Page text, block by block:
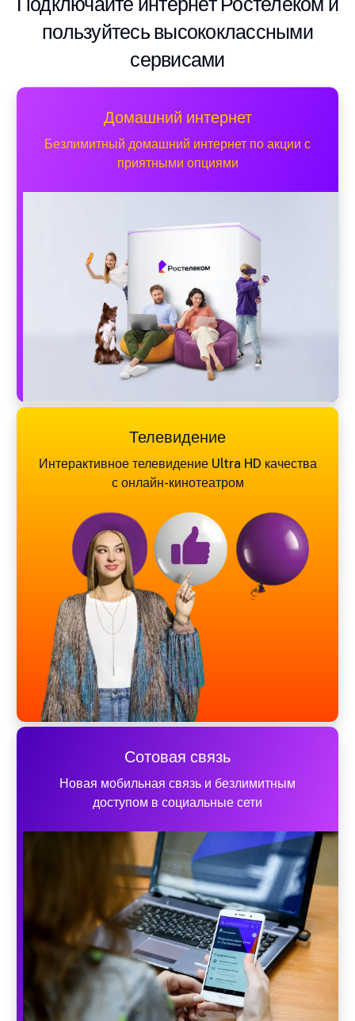
пользуйтесь высококлассными
сервисами
Домашний интернет
Безлимитный домашний интернет по акции с
приятными опциями
Телевидение
Интерактивное телевидение Ultra HD качества
с онлайн-кинотеатром
Сотовая связь
Новая мобильная связь и безлимитным
доступом в социальные сети